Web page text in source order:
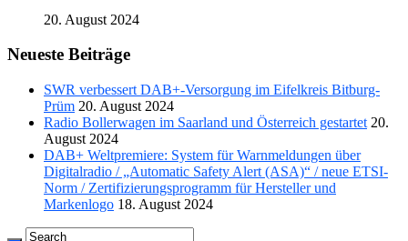
20. August 2024
Neueste Beiträge
SWR verbessert DAB+-Versorgung im Eifelkreis Bitburg-
Prüm 20. August 2024
Radio Bollerwagen im Saarland und Österreich gestartet 20.
August 2024
DAB+ Weltpremiere: System für Warnmeldungen über
Digitalradio / „Automatic Safety Alert (ASA)“ / neue ETSI-
Norm / Zertifizierungsprogramm für Hersteller und
Markenlogo 18. August 2024